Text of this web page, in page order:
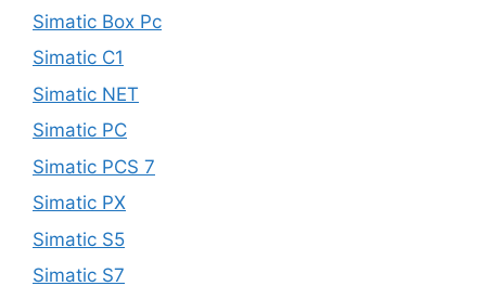
Simatic Box Pc
Simatic C1
Simatic NET
Simatic PC
Simatic PCS 7
Simatic PX
Simatic S5
Simatic S7